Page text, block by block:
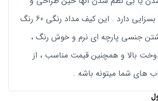
نقاشی نیز نقش بسزایی دارد . این کیف مداد رنگی 60 رنگ
جنسی پارچه ای نرم و خوش رنگ ،
بالا و همچنین قیمت مناسب ، از
های شما میتونه باشه .